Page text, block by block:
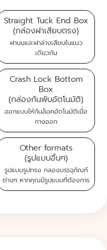
Straight Tuck End Box
(กล่องฝาเสียบตรง)
ฝาบนและฝาล่างเสียบในแนว
เดียวกัน
Crash Lock Bottom
Box
(กล่องก้นพับอัตโนมัติ)
ออกแบบให้ก้นล็อคอัตโนมัติเมื่อ
กางออก
Other formats
(รูปแบบอื่นๆ)
รูปแบบรูปทรง กลองบรรจุภัณฑ์
ต่างๆ หากคุณมีรูปแบบที่ต้องการ